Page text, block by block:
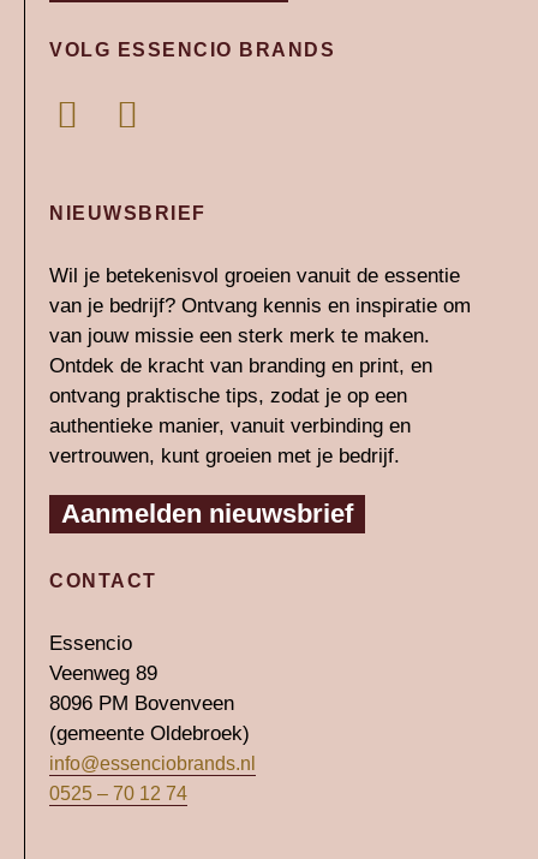
VOLG ESSENCIO BRANDS
L
k
e
d
i
n
-
i
n
I
t
a
g
r
a
m
NIEUWSBRIEF
Wil je betekenisvol groeien vanuit de essentie
van je bedrijf? Ontvang kennis en inspiratie om
van jouw missie een sterk merk te maken.
Ontdek de kracht van branding en print, en
ontvang praktische tips, zodat je op een
authentieke manier, vanuit verbinding en
vertrouwen, kunt groeien met je bedrijf.
Aanmelden nieuwsbrief
CONTACT
Essencio
Veenweg 89
8096 PM Bovenveen
(gemeente Oldebroek)
info@essenciobrands.nl
0525 – 70 12 74